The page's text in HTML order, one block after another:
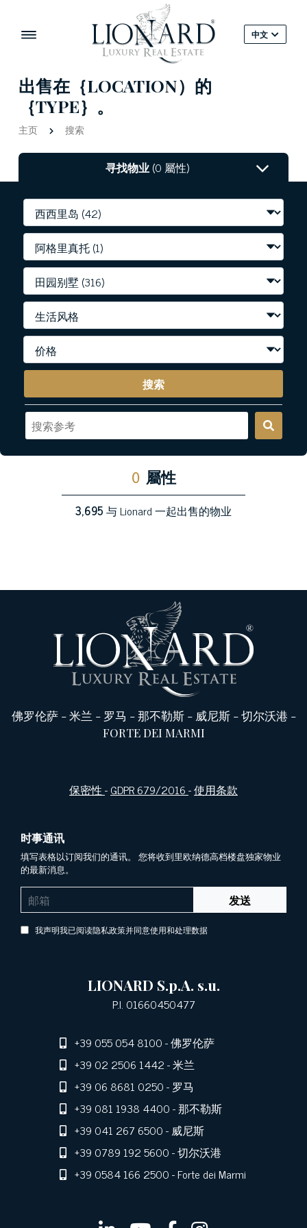
中文
出售在｛LOCATION）的
｛TYPE｝。
主页 搜索
寻找物业(0 屬性)
搜索
0 屬性
3,695与 Lionard 一起出售的物业
佛罗伦萨-米兰 - 罗马 -那不勒斯- 威尼斯-切尔沃港 -
FORTE DEI MARMI
保密性-GDPR 679/2016-使用条款
时事通讯
填写表格以订阅我们的通讯。 您将收到里欧纳德高档楼盘独家物业
的最新消息。
发送
我声明我已阅读隐私政策并同意使用和处理数据
LIONARD S.p.A. s.u.
P.I. 01660450477
+39 055 054 8100- 佛罗伦萨
+39 02 2506 1442- 米兰
+39 06 8681 0250- 罗马
+39 081 1938 4400- 那不勒斯
+39 041 267 6500- 威尼斯
+39 0789 192 5600- 切尔沃港
+39 0584 166 2500- Forte dei Marmi